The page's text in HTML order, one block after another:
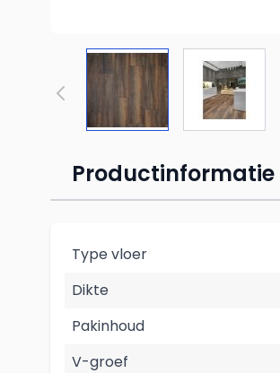
Productinformatie
Type vloer
Dikte
Pakinhoud
V-groef